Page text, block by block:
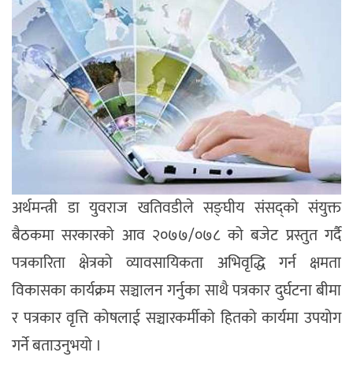
अर्थमन्त्री डा युवराज खतिवडीले सङ्घीय संसद्को संयुक्त
बैठकमा सरकारको आव २०७७/०७८ को बजेट प्रस्तुत गर्दै
पत्रकारिता क्षेत्रको व्यावसायिकता अभिवृद्धि गर्न क्षमता
विकासका कार्यक्रम सञ्चालन गर्नुका साथै पत्रकार दुर्घटना बीमा
र पत्रकार वृत्ति कोषलाई सञ्चारकर्मीको हितको कार्यमा उपयोग
गर्ने बताउनुभयो ।